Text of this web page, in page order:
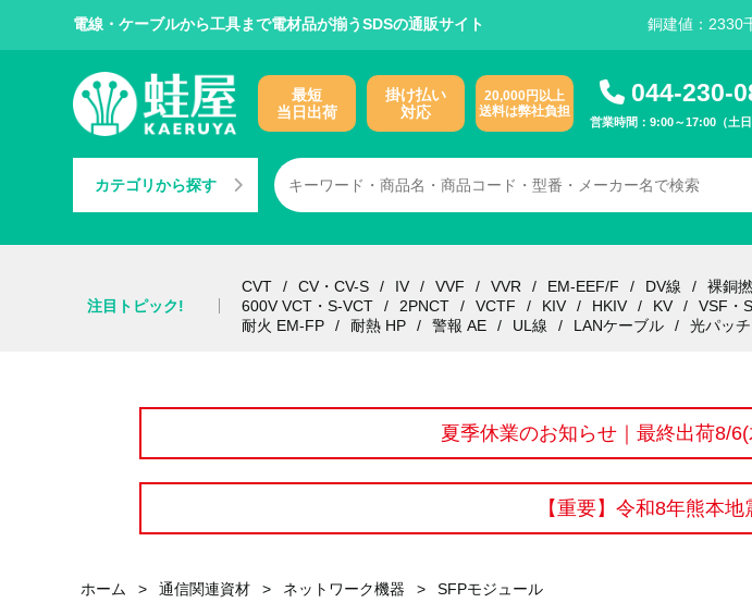
電線・ケーブルから工具まで電材品が揃うSDSの通販サイト 銅建値： 2330
最短
当日出荷
掛け払い
対応
20,000円以上
送料は弊社負担
044-230-
営業時間：9:00～17:00（土日
カテゴリから探す
注目トピック!
CVT CV・CV-S IV VVF VVR EM-EEF/F DV線 裸銅
600V VCT・S-VCT
2PNCT VCTF KIV HKIV KV VSF・
耐火 EM-FP
耐熱 HP 警報 AE UL線 LANケーブル 光パッ
夏季休業のお知らせ｜最終出荷8/
【重要】令和8年熊本
ホーム > 通信関連資材 > ネットワーク機器 > SFPモジュール